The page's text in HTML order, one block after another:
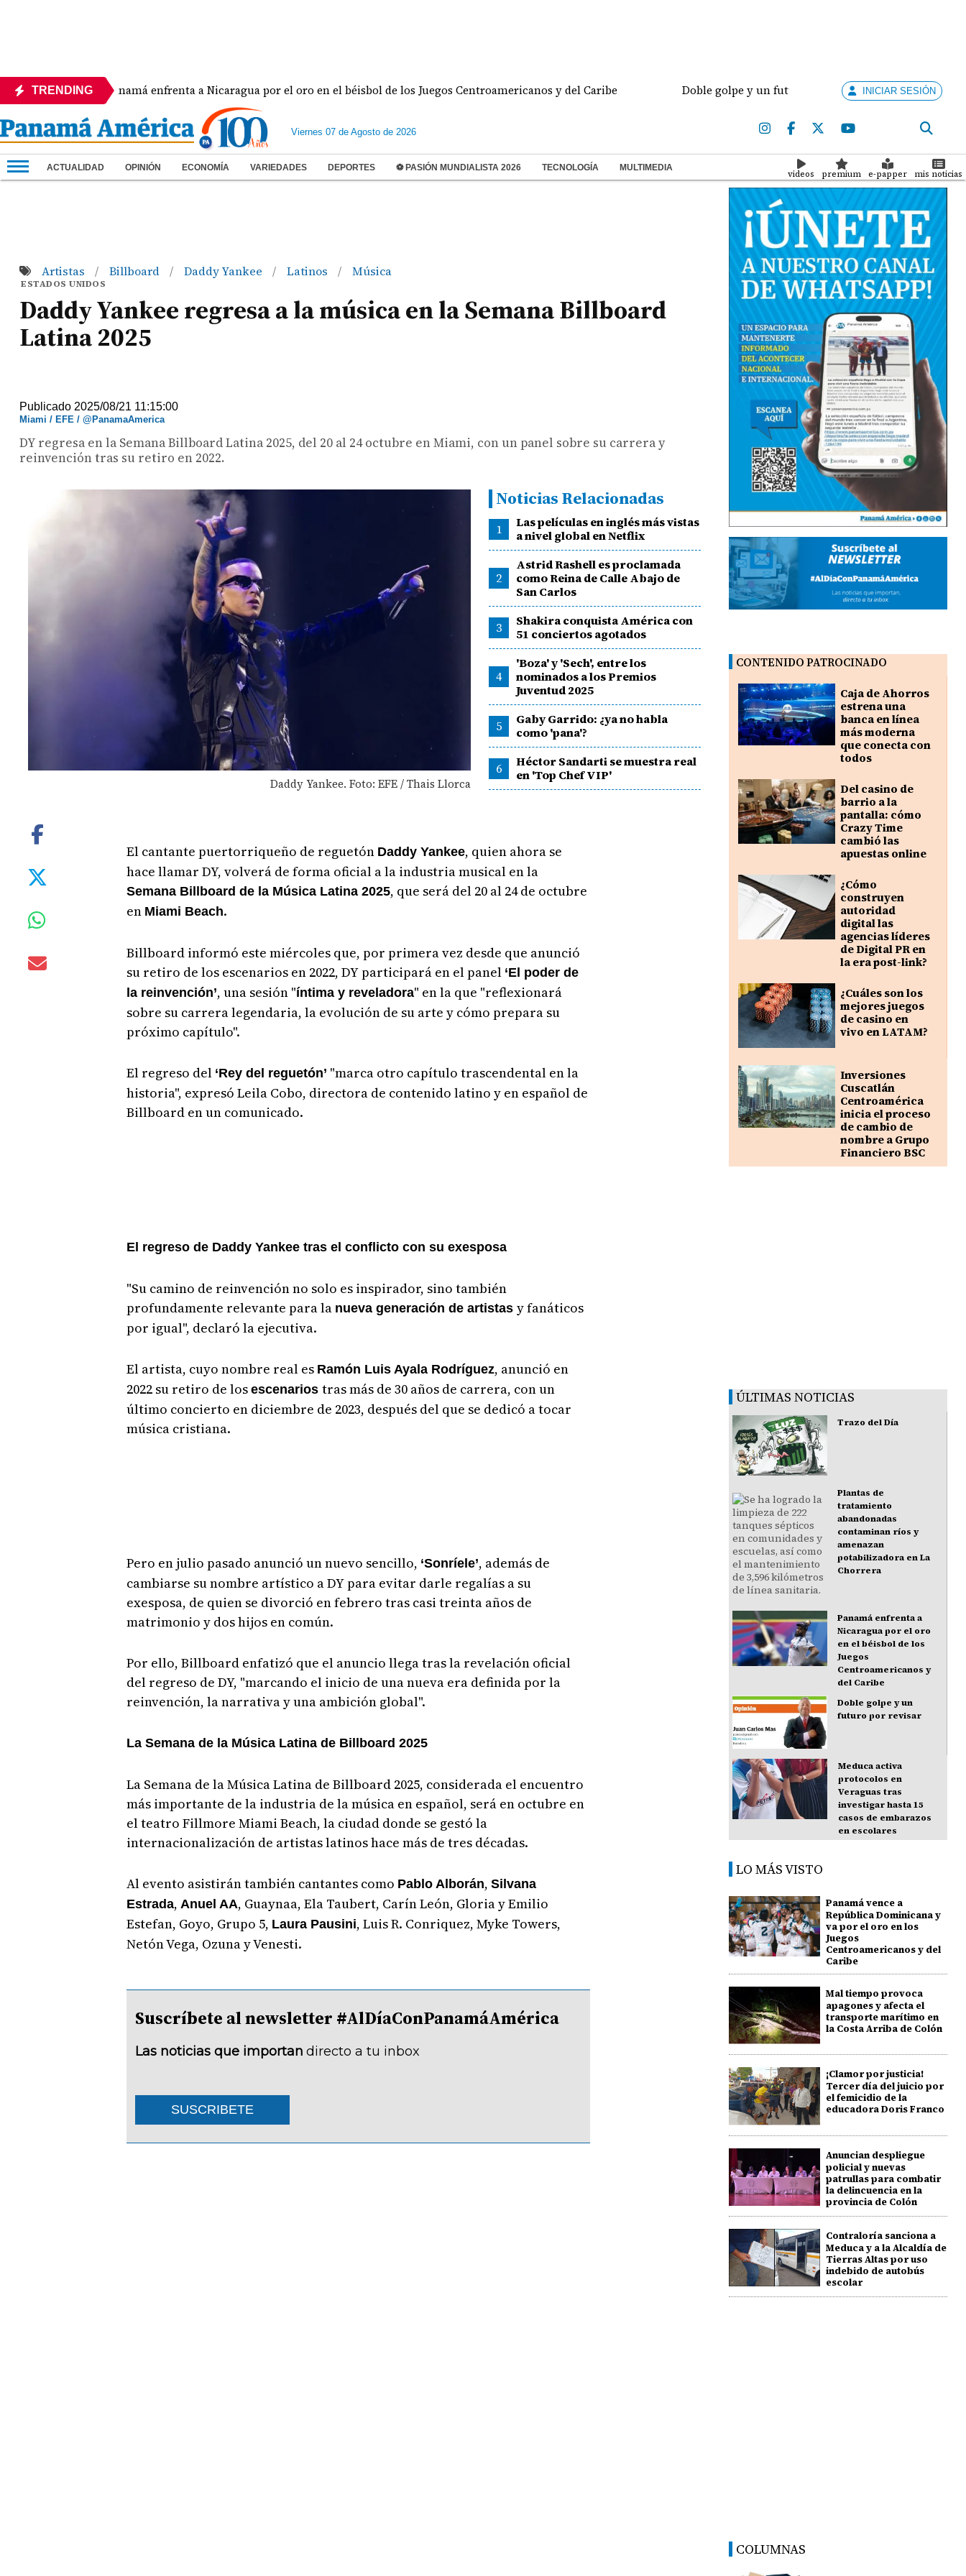
TRENDINGPanamá enfrenta a Nicaragua por el oro en el béisbol de los Juegos Centroamericanos y del Caribe Doble golpe y un futuro por revisar Meduca
INICIAR SESIÓN
Viernes 07 de Agosto de 2026
ACTUALIDAD OPINIÓN ECONOMÍA VARIEDADES DEPORTES ⚽ PASIÓN MUNDIALISTA 2026 TECNOLOGÍA MULTIMEDIA
videos premium e-papper mis noticias
Artistas / Billboard / Daddy Yankee / Latinos / Música
ESTADOS UNIDOS
Daddy Yankee regresa a la música en la Semana Billboard
Latina 2025
Publicado 2025/08/21 11:15:00
Miami / EFE / @PanamaAmerica
DY regresa en la Semana Billboard Latina 2025, del 20 al 24 octubre en Miami, con un panel sobre su carrera y
reinvención tras su retiro en 2022.
Daddy Yankee. Foto: EFE / Thais Llorca
Noticias Relacionadas
1
Las películas en inglés más vistas
a nivel global en Netflix
2
Astrid Rashell es proclamada
como Reina de Calle Abajo de
San Carlos
3
Shakira conquista América con
51 conciertos agotados
4
'Boza' y 'Sech', entre los
nominados a los Premios
Juventud 2025
5
Gaby Garrido: ¿ya no habla
como 'pana'?
6
Héctor Sandarti se muestra real
en 'Top Chef VIP'
El cantante puertorriqueño de reguetón Daddy Yankee, quien ahora se
hace llamar DY, volverá de forma oficial a la industria musical en la
Semana Billboard de la Música Latina 2025, que será del 20 al 24 de octubre
en Miami Beach.
Billboard informó este miércoles que, por primera vez desde que anunció
su retiro de los escenarios en 2022, DY participará en el panel ‘El poder de
la reinvención’, una sesión "íntima y reveladora" en la que "reflexionará
sobre su carrera legendaria, la evolución de su arte y cómo prepara su
próximo capítulo".
El regreso del ‘Rey del reguetón’ "marca otro capítulo trascendental en la
historia", expresó Leila Cobo, directora de contenido latino y en español de
Billboard en un comunicado.
El regreso de Daddy Yankee tras el conflicto con su exesposa
"Su camino de reinvención no solo es inspirador, sino también
profundamente relevante para la nueva generación de artistas y fanáticos
por igual", declaró la ejecutiva.
El artista, cuyo nombre real es Ramón Luis Ayala Rodríguez, anunció en
2022 su retiro de los escenarios tras más de 30 años de carrera, con un
último concierto en diciembre de 2023, después del que se dedicó a tocar
música cristiana.
Pero en julio pasado anunció un nuevo sencillo, ‘Sonríele’, además de
cambiarse su nombre artístico a DY para evitar darle regalías a su
exesposa, de quien se divorció en febrero tras casi treinta años de
matrimonio y dos hijos en común.
Por ello, Billboard enfatizó que el anuncio llega tras la revelación oficial
del regreso de DY, "marcando el inicio de una nueva era definida por la
reinvención, la narrativa y una ambición global".
La Semana de la Música Latina de Billboard 2025
La Semana de la Música Latina de Billboard 2025, considerada el encuentro
más importante de la industria de la música en español, será en octubre en
el teatro Fillmore Miami Beach, la ciudad donde se gestó la
internacionalización de artistas latinos hace más de tres décadas.
Al evento asistirán también cantantes como Pablo Alborán, Silvana
Estrada, Anuel AA, Guaynaa, Ela Taubert, Carín León, Gloria y Emilio
Estefan, Goyo, Grupo 5, Laura Pausini, Luis R. Conriquez, Myke Towers,
Netón Vega, Ozuna y Venesti.
Suscríbete al newsletter #AlDíaConPanamáAmérica
Las noticias que importan directo a tu inbox
SUSCRIBETE
CONTENIDO PATROCINADO
Caja de Ahorros
estrena una
banca en línea
más moderna
que conecta con
todos
Del casino de
barrio a la
pantalla: cómo
Crazy Time
cambió las
apuestas online
¿Cómo
construyen
autoridad
digital las
agencias líderes
de Digital PR en
la era post-link?
¿Cuáles son los
mejores juegos
de casino en
vivo en LATAM?
Inversiones
Cuscatlán
Centroamérica
inicia el proceso
de cambio de
nombre a Grupo
Financiero BSC
ÚLTIMAS NOTICIAS
Trazo del Día
Plantas de
tratamiento
abandonadas
contaminan ríos y
amenazan
potabilizadora en La
Chorrera
Panamá enfrenta a
Nicaragua por el oro
en el béisbol de los
Juegos
Centroamericanos y
del Caribe
Doble golpe y un
futuro por revisar
Meduca activa
protocolos en
Veraguas tras
investigar hasta 15
casos de embarazos
en escolares
LO MÁS VISTO
Panamá vence a
República Dominicana y
va por el oro en los
Juegos
Centroamericanos y del
Caribe
Mal tiempo provoca
apagones y afecta el
transporte marítimo en
la Costa Arriba de Colón
¡Clamor por justicia!
Tercer día del juicio por
el femicidio de la
educadora Doris Franco
Anuncian despliegue
policial y nuevas
patrullas para combatir
la delincuencia en la
provincia de Colón
Contraloría sanciona a
Meduca y a la Alcaldía de
Tierras Altas por uso
indebido de autobús
escolar
COLUMNAS